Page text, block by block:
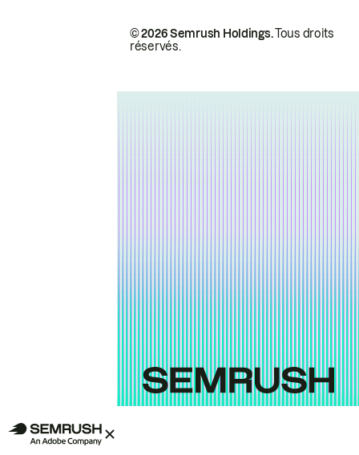
© 2026 Semrush Holdings.Tous droits
réservés.